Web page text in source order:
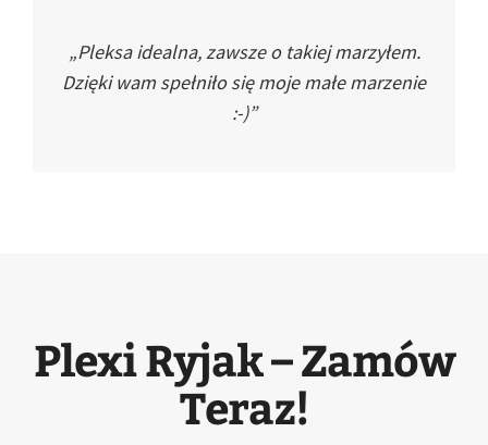
„Pleksa idealna, zawsze o takiej marzyłem.
Dzięki wam spełniło się moje małe marzenie
:-)”
Plexi Ryjak – Zamów
Teraz!